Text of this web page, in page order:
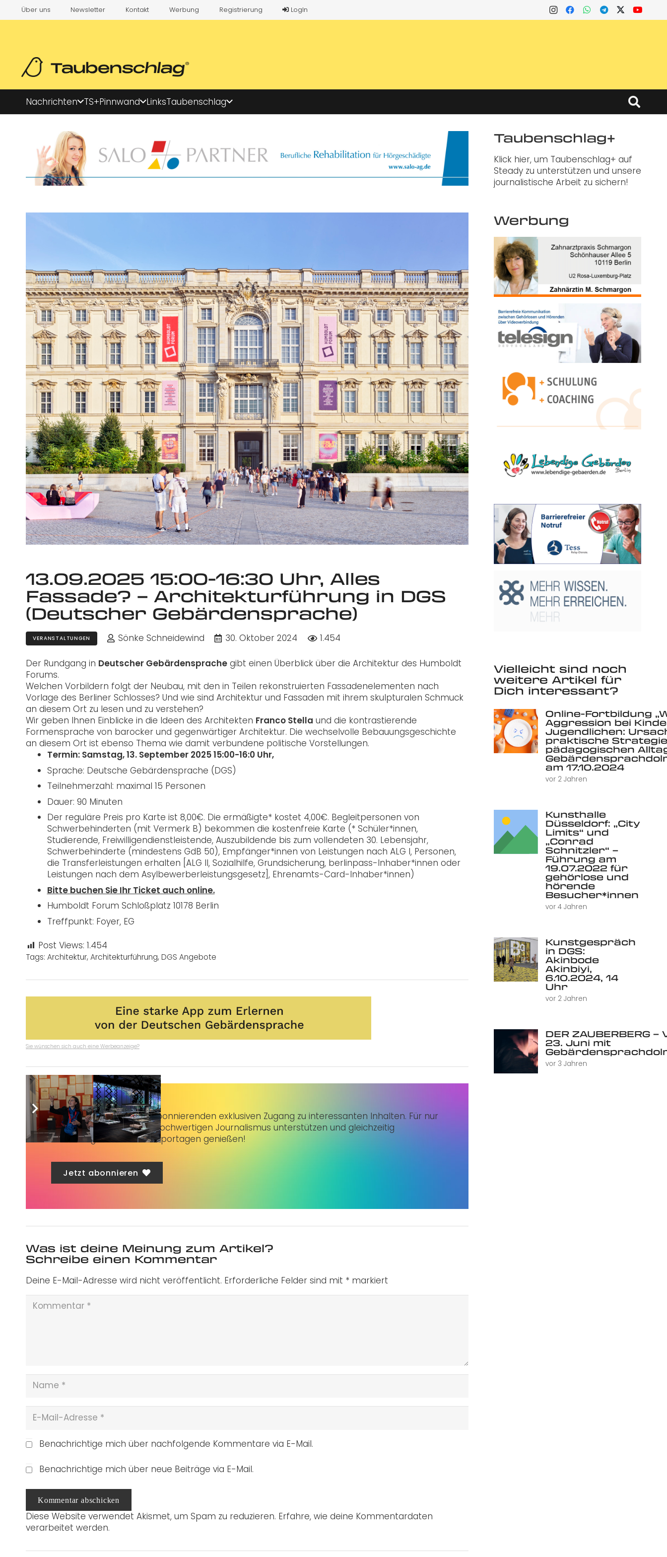
Über uns Newsletter Kontakt Werbung Registrierung LogIn
Nachrichten TS+Pinnwand LinksTaubenschlag
13.09.2025 15:00-16:30 Uhr, Alles
Fassade? – Architekturführung in DGS
(Deutscher Gebärdensprache)
VERANSTALTUNGEN Sönke Schneidewind 30. Oktober 2024 1.454
Der Rundgang in Deutscher Gebärdensprache gibt einen Überblick über die Architektur des Humboldt
Forums.
Welchen Vorbildern folgt der Neubau, mit den in Teilen rekonstruierten Fassadenelementen nach
Vorlage des Berliner Schlosses? Und wie sind Architektur und Fassaden mit ihrem skulpturalen Schmuck
an diesem Ort zu lesen und zu verstehen?
Wir geben Ihnen Einblicke in die Ideen des Architekten Franco Stella und die kontrastierende
Formensprache von barocker und gegenwärtiger Architektur. Die wechselvolle Bebauungsgeschichte
an diesem Ort ist ebenso Thema wie damit verbundene politische Vorstellungen.
Termin: Samstag, 13. September 2025 15:00-16:0 Uhr,
Sprache: Deutsche Gebärdensprache (DGS)
Teilnehmerzahl: maximal 15 Personen
Dauer: 90 Minuten
Der reguläre Preis pro Karte ist 8,00€. Die ermäßigte* kostet 4,00€. Begleitpersonen von
Schwerbehinderten (mit Vermerk B) bekommen die kostenfreie Karte (* Schüler*innen,
Studierende, Freiwilligendienstleistende, Auszubildende bis zum vollendeten 30. Lebensjahr,
Schwerbehinderte (mindestens GdB 50), Empfänger*innen von Leistungen nach ALG I, Personen,
die Transferleistungen erhalten [ALG II, Sozialhilfe, Grundsicherung, berlinpass-Inhaber*innen oder
Leistungen nach dem Asylbewerberleistungsgesetz], Ehrenamts-Card-Inhaber*innen)
Bitte buchen Sie Ihr Ticket auch online.
Humboldt Forum Schloßplatz 10178 Berlin
Treffpunkt: Foyer, EG
Post Views: 1.454
Tags: Architektur, Architekturführung, DGS Angebote
Sie wünschen sich auch eine Werbeanzeige?
Taubenschlag+bietet Abonnierenden exklusiven Zugang zu interessanten Inhalten. Für nur
3 € im Monat kannst du hochwertigen Journalismus unterstützen und gleichzeitig
erstklassige Artikel und Reportagen genießen!
Jetzt abonnieren
Was ist deine Meinung zum Artikel?
Schreibe einen Kommentar
Deine E-Mail-Adresse wird nicht veröffentlicht. Erforderliche Felder sind mit * markiert
Benachrichtige mich über nachfolgende Kommentare via E-Mail.
Benachrichtige mich über neue Beiträge via E-Mail.
Kommentar abschicken
Diese Website verwendet Akismet, um Spam zu reduzieren. Erfahre, wie deine Kommentardaten
verarbeitet werden.
Taubenschlag+
Klick hier, um Taubenschlag+ auf
Steady zu unterstützen und unsere
journalistische Arbeit zu sichern!
Werbung
Vielleicht sind noch
weitere Artikel für
Dich interessant?
Online-Fortbildung
Aggression bei
Jugendlichen:
praktische
pädagogischen
am 17.10.2024
vor 2 Jahren
Kunsthalle
Düsseldorf: „City
Limits“ und
„Conrad
Schnitzler“ –
Führung am
19.07.2022 für
gehörlose und
hörende
Besucher*innen
vor 4 Jahren
Kunstgespräch
in DGS:
Akinbode
Akinbiyi,
6.10.2024, 14
Uhr
vor 2 Jahren
DER ZAUBERBERG
23. Juni mit
vor 3 Jahren